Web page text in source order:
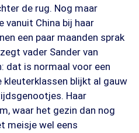
de rug. Nog maar
vanuit China bij haar
een paar maanden sprak
vader Sander van
dat is normaal voor een
kleuterklassen blijkt al gauw
Haar
waar het gezin dan nog
meisje wel eens